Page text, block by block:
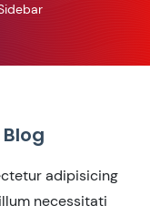
adipisicing
necessitati